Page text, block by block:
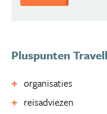
Pluspunten
organisaties
reisadviezen